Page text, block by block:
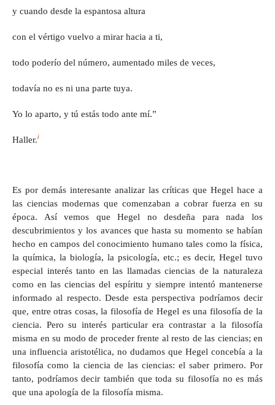
y cuando desde la espantosa altura
con el vértigo vuelvo a mirar hacia a ti,
todo poderío del número, aumentado miles de veces,
todavía no es ni una parte tuya.
Yo lo aparto, y tú estás todo ante mí.”
Haller.i
Es por demás interesante analizar las críticas que Hegel hace a
las ciencias modernas que comenzaban a cobrar fuerza en su
época. Así vemos que Hegel no desdeña para nada los
descubrimientos y los avances que hasta su momento se habían
hecho en campos del conocimiento humano tales como la física,
la química, la biología, la psicología, etc.; es decir, Hegel tuvo
especial interés tanto en las llamadas ciencias de la naturaleza
como en las ciencias del espíritu y siempre intentó mantenerse
informado al respecto. Desde esta perspectiva podríamos decir
que, entre otras cosas, la filosofía de Hegel es una filosofía de la
ciencia. Pero su interés particular era contrastar a la filosofía
misma en su modo de proceder frente al resto de las ciencias; en
una influencia aristotélica, no dudamos que Hegel concebía a la
filosofía como la ciencia de las ciencias: el saber primero. Por
tanto, podríamos decir también que toda su filosofía no es más
que una apología de la filosofía misma.